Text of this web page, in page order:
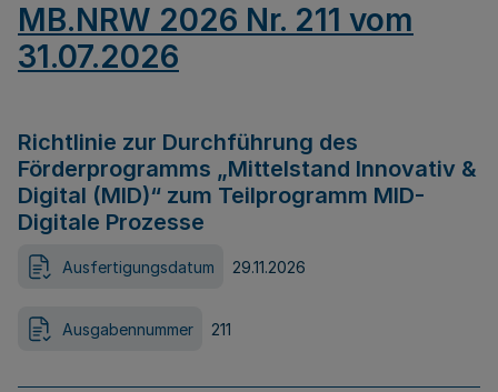
MB.NRW 2026 Nr. 211 vom
31.07.2026
Richtlinie zur Durchführung des
Förderprogramms „Mittelstand Innovativ &
Digital (MID)“ zum Teilprogramm MID-
Digitale Prozesse
Ausfertigungsdatum 29.11.2026
Ausgabennummer 211